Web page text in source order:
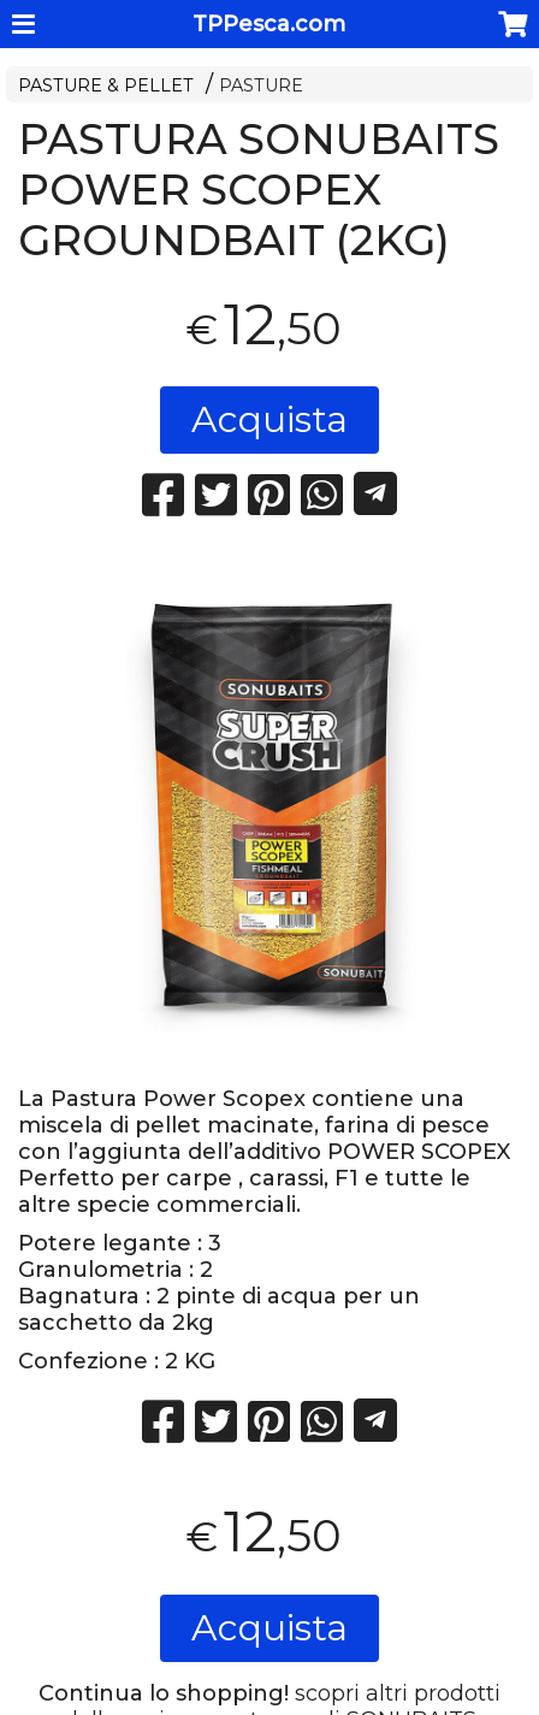
TPPesca.com
PASTURE & PELLET PASTURE
PASTURA SONUBAITS
POWER SCOPEX
GROUNDBAIT (2KG)
€12,50
Acquista
La Pastura Power Scopex contiene una
miscela di pellet macinate, farina di pesce
con l’aggiunta dell’additivo POWER SCOPEX
Perfetto per carpe , carassi, F1 e tutte le
altre specie commerciali.
Potere legante : 3
Granulometria : 2
Bagnatura : 2 pinte di acqua per un
sacchetto da 2kg
Confezione : 2 KG
€12,50
Acquista
Continua lo shopping! scopri altri prodotti